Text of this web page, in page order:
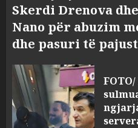
Skerdi Drenova dhe
Nano për abuzim
dhe pasuri të